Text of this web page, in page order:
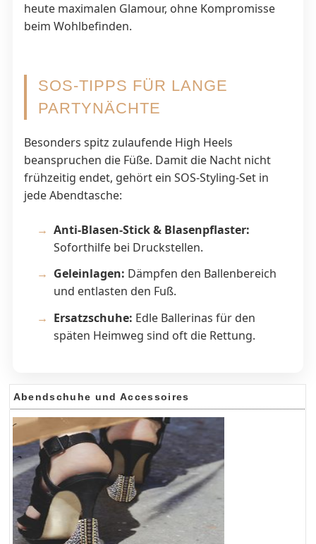
heute maximalen Glamour, ohne Kompromisse
beim Wohlbefinden.
SOS-TIPPS FÜR LANGE
PARTYNÄCHTE
Besonders spitz zulaufende High Heels
beanspruchen die Füße. Damit die Nacht nicht
frühzeitig endet, gehört ein SOS-Styling-Set in
jede Abendtasche:
Anti-Blasen-Stick & Blasenpflaster:
Soforthilfe bei Druckstellen.
Geleinlagen: Dämpfen den Ballenbereich
und entlasten den Fuß.
Ersatzschuhe: Edle Ballerinas für den
späten Heimweg sind oft die Rettung.
Abendschuhe und Accessoires